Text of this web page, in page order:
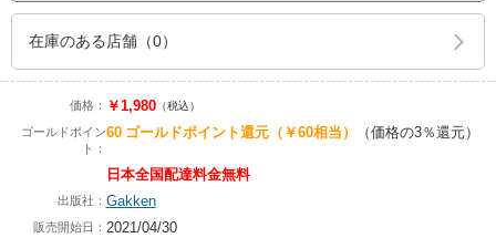
在庫のある店舗（0）
価格： ￥1,980（税込）
ゴールドポイン
ト：
60 ゴールドポイント還元（￥60相当） （価格の3％還元）
日本全国配達料金無料
出版社： Gakken
販売開始日： 2021/04/30